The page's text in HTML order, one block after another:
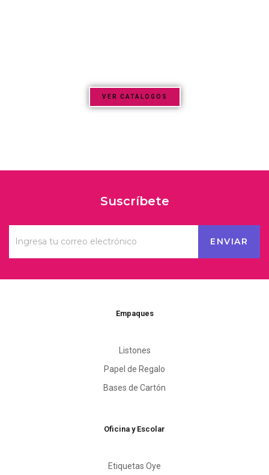
VER CATALOGOS
Suscríbete
Empaques
Listones
Papel de Regalo
Bases de Cartón
Oficina y Escolar
Etiquetas Oye